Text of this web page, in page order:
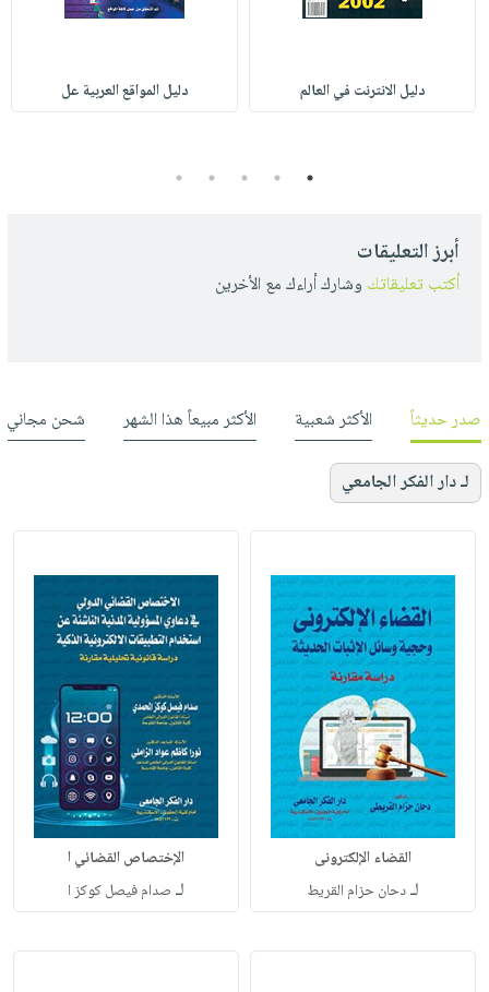
دليل الانترنت في العالم دليل المواقع العربية عل
1
2
3
4
5
أبرز التعليقات
أكتب تعليقاتك وشارك أراءك مع الأخرين
صدر حديثاً الأكثر شعبية الأكثر مبيعاً هذا الشهر شحن مجاني
لـ دار الفكر الجامعي
القضاء الإلكترونى
لـدحان حزام القريط
الإختصاص القضائي ا
لـ صدام فيصل كوكز ا